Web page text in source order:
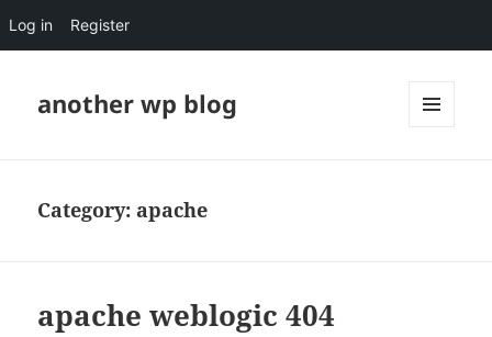
Log in Register
another wp blog
Category: apache
apache weblogic 404